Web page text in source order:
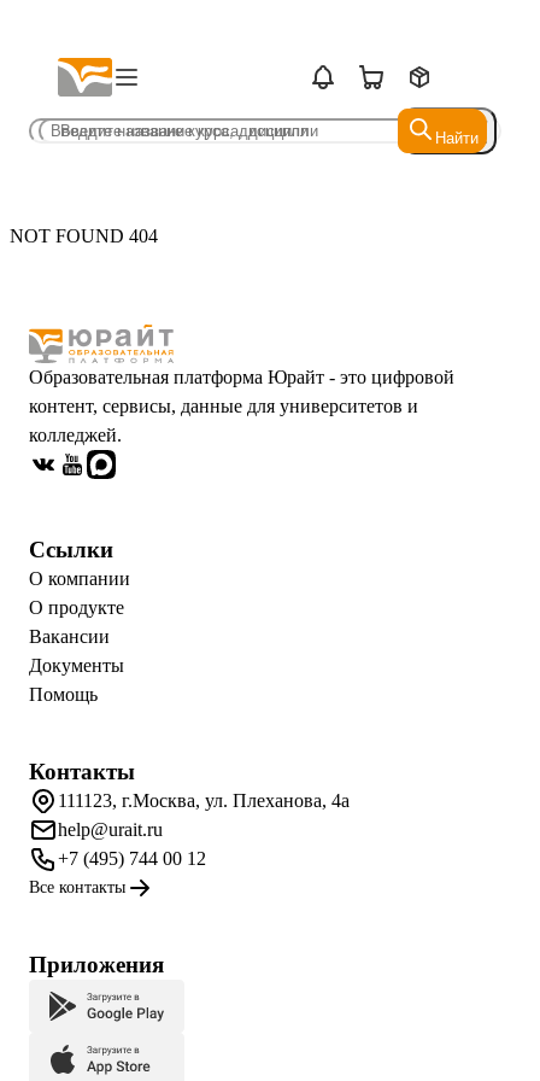
Найти
Найти
NOT FOUND 404
Образовательная платформа Юрайт - это цифровой
контент, сервисы, данные для университетов и
колледжей.
Ссылки
О компании
О продукте
Вакансии
Документы
Помощь
Контакты
111123, г.Москва, ул. Плеханова, 4а
help@urait.ru
+7 (495) 744 00 12
Все контакты
Приложения